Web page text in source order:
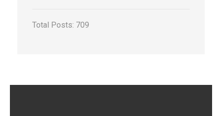
Total Posts: 709